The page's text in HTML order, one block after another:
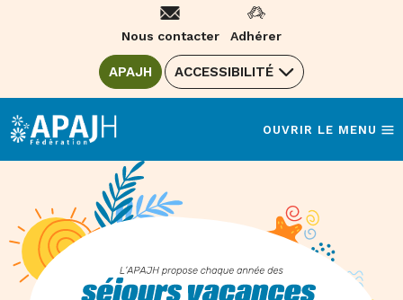
Nous contacter Adhérer
ALLER SUR LE SITE DE LA FÉDÉRATION
APAJH (OUVRE UNE NOUVELLE FENÊTRE)
ACCESSIBILITÉ
APAJH - HANDICAP VACANCES :
OUVRIR LE MENU